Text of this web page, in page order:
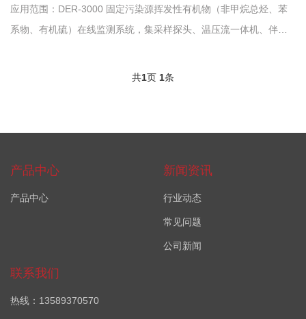
应用范围：DER-3000 固定污染源挥发性有机物（非甲烷总烃、苯
系物、有机硫）在线监测系统，集采样探头、温压流一体机、伴热
线气相色谱仪为核心。样气多级过滤除尘，管路全程伴热无冷点，
共1页 1条
产品中心
产品中心
新闻资讯
行业动态
常见问题
公司新闻
联系我们
热线：13589370570